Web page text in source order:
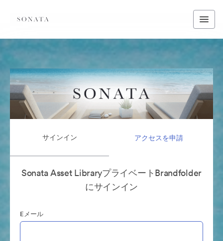
サインイン アクセスを申請
Sonata Asset LibraryプライベートBrandfolder
にサインイン
Eメール